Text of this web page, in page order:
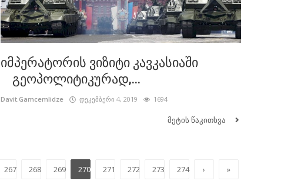
იმპერატორის ვიზიტი კავკასიაში
გეოპოლიტიკურად,...
Davit.Gamcemlidze დეკემბერი 4, 2019 1694
მეტის წაკითხვა
267 268 269 270 271 272 273 274 › »